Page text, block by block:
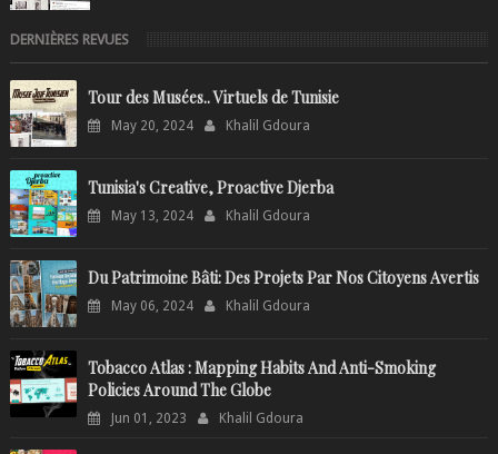
DERNIÈRES REVUES
Tour des Musées.. Virtuels de Tunisie
May 20, 2024 Khalil Gdoura
Tunisia's Creative, Proactive Djerba
May 13, 2024 Khalil Gdoura
Du Patrimoine Bâti: Des Projets Par Nos Citoyens Avertis
May 06, 2024 Khalil Gdoura
Tobacco Atlas : Mapping Habits And Anti-Smoking
Policies Around The Globe
Jun 01, 2023 Khalil Gdoura